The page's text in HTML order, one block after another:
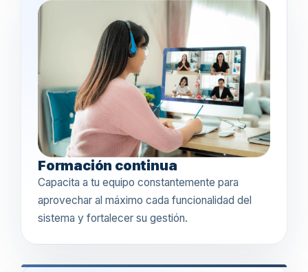
Formación continua
Capacita a tu equipo constantemente para
aprovechar al máximo cada funcionalidad del
sistema y fortalecer su gestión.